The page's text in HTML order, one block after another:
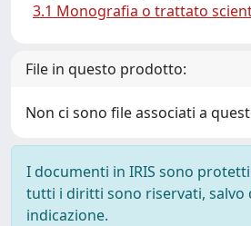
3.1 Monografia o trattato
File in questo prodotto:
Non ci sono file associati a
I documenti in IRIS sono
tutti i diritti sono riservati, salvo
indicazione.